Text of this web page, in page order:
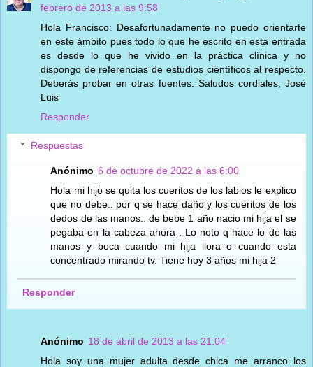
febrero de 2013 a las 9:58
Hola Francisco: Desafortunadamente no puedo orientarte
en este ámbito pues todo lo que he escrito en esta entrada
es desde lo que he vivido en la práctica clínica y no
dispongo de referencias de estudios científicos al respecto.
Deberás probar en otras fuentes. Saludos cordiales, José
Luis
Responder
Respuestas
Anónimo 6 de octubre de 2022 a las 6:00
Hola mi hijo se quita los cueritos de los labios le explico
que no debe.. por q se hace daño y los cueritos de los
dedos de las manos.. de bebe 1 año nacio mi hija el se
pegaba en la cabeza ahora . Lo noto q hace lo de las
manos y boca cuando mi hija llora o cuando esta
concentrado mirando tv. Tiene hoy 3 años mi hija 2
Responder
Anónimo 18 de abril de 2013 a las 21:04
Hola soy una mujer adulta desde chica me arranco los